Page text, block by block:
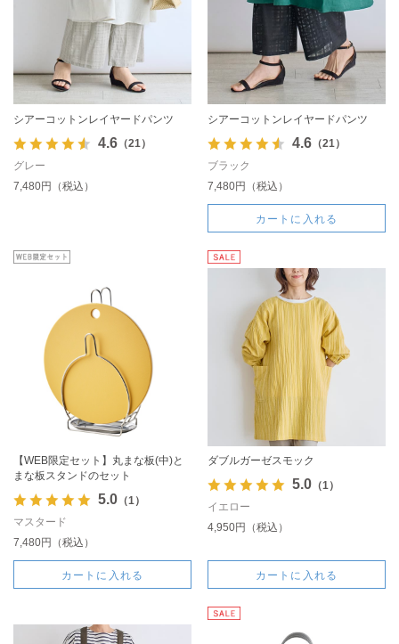
シアーコットンレイヤードパンツ
4.6（21）
グレー
7,480円（税込）
シアーコットンレイヤードパンツ
4.6（21）
ブラック
7,480円（税込）
カートに入れる
【WEB限定セット】丸まな板(中)と
まな板スタンドのセット
5.0（1）
マスタード
7,480円（税込）
カートに入れる
ダブルガーゼスモック
5.0（1）
イエロー
4,950円（税込）
カートに入れる